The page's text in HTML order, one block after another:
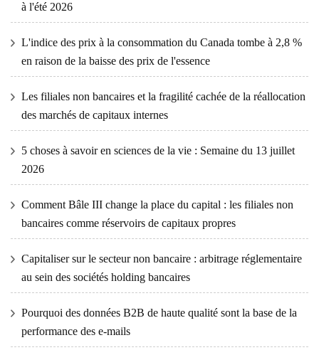
à l'été 2026
L'indice des prix à la consommation du Canada tombe à 2,8 %
en raison de la baisse des prix de l'essence
Les filiales non bancaires et la fragilité cachée de la réallocation
des marchés de capitaux internes
5 choses à savoir en sciences de la vie : Semaine du 13 juillet
2026
Comment Bâle III change la place du capital : les filiales non
bancaires comme réservoirs de capitaux propres
Capitaliser sur le secteur non bancaire : arbitrage réglementaire
au sein des sociétés holding bancaires
Pourquoi des données B2B de haute qualité sont la base de la
performance des e-mails